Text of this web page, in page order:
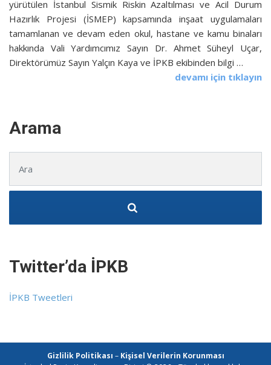
yürütülen İstanbul Sismik Riskin Azaltılması ve Acil Durum
Hazırlık Projesi (İSMEP) kapsamında inşaat uygulamaları
tamamlanan ve devam eden okul, hastane ve kamu binaları
hakkında Vali Yardımcımız Sayın Dr. Ahmet Süheyl Uçar,
Direktörümüz Sayın Yalçın Kaya ve İPKB ekibinden bilgi …
devamı için tıklayın
Arama
Twitter’da İPKB
İPKB Tweetleri
Gizlilik Politikası – Kişisel Verilerin Korunması